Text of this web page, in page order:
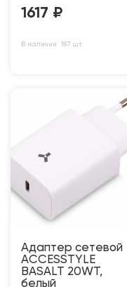
1617 ₽
В наличии: 187 шт
Адаптер сетевой
ACCESSTYLE
BASALT 20WT,
белый